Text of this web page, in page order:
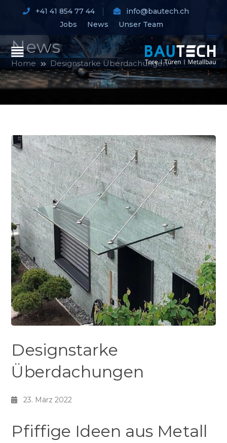
+41 41 854 77 44
info@bautech.ch
Jobs
News Unser Team
News
Home Designstarke Überdachungen
Designstarke
Überdachungen
23. März 2022
Pfiffige Ideen aus Metall